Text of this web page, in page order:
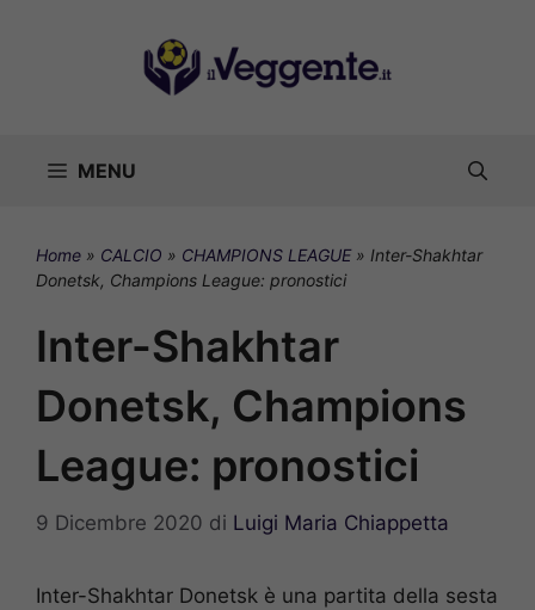
MENU
Home » CALCIO » CHAMPIONS LEAGUE» Inter-Shakhtar
Donetsk, Champions League: pronostici
Inter-Shakhtar
Donetsk, Champions
League: pronostici
9 Dicembre 2020 di Luigi Maria Chiappetta
Inter-Shakhtar Donetsk è una partita della sesta